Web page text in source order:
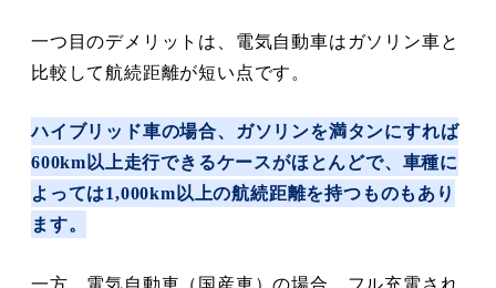
一つ目のデメリットは、電気自動車はガソリン車と
比較して航続距離が短い点です。
ハイブリッド車の場合、ガソリンを満タンにすれば
600km以上走行できるケースがほとんどで、車種に
よっては1,000km以上の航続距離を持つものもあり
ます。
一方、電気自動車（国産車）の場合、フル充電され